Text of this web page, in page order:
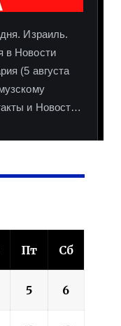
Пт Сб
5 6